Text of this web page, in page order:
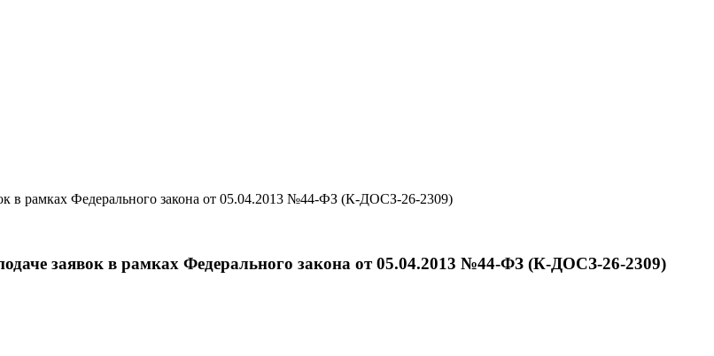
в рамках Федерального закона от 05.04.2013 №44-ФЗ (К-ДОСЗ-26-2309)
заявок в рамках Федерального закона от 05.04.2013 №44-ФЗ (К-ДОСЗ-26-2309)